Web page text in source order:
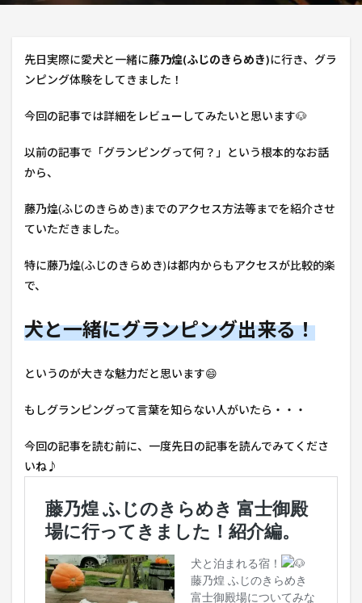
先日実際に愛犬と一緒に藤乃煌(ふじのきらめき)に行き、グラ
ンピング体験をしてきました！
今回の記事では詳細をレビューしてみたいと思います🐶
以前の記事で「グランピングって何？」という根本的なお話
から、
藤乃煌(ふじのきらめき)までのアクセス方法等までを紹介させ
ていただきました。
特に藤乃煌(ふじのきらめき)は都内からもアクセスが比較的楽
で、
犬と一緒にグランピング出来る！
というのが大きな魅力だと思います😄
もしグランピングって言葉を知らない人がいたら・・・
今回の記事を読む前に、一度先日の記事を読んでみてくださ
いね♪